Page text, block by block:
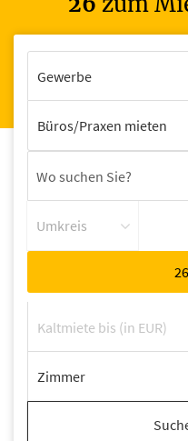
Gewerbe
Büros/Praxen mieten
Umkreis
Zimmer